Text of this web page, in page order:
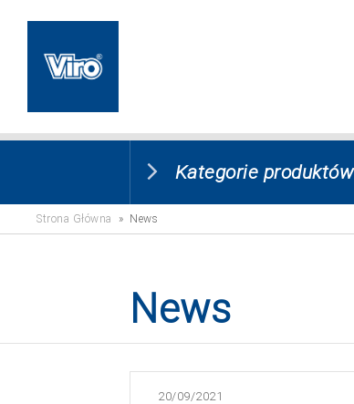
Kategorie produktów
Strona Główna » News
News
20/09/2021